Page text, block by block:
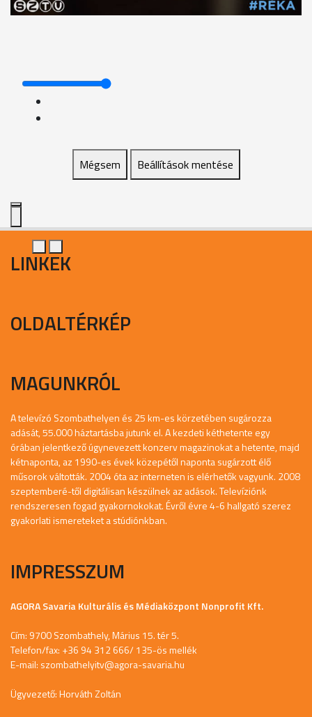
Mégsem Beállítások mentése
LINKEK
OLDALTÉRKÉP
MAGUNKRÓL
A televízó Szombathelyen és 25 km-es körzetében sugározza
adását, 55.000 háztartásba jutunk el. A kezdeti kéthetente egy
órában jelentkező úgynevezett konzerv magazinokat a hetente, majd
kétnaponta, az 1990-es évek közepétől naponta sugárzott élő
műsorok váltották. 2004 óta az interneten is elérhetők vagyunk. 2008
szeptemberé-től digitálisan készülnek az adások. Televíziónk
rendszeresen fogad gyakornokokat. Évről évre 4-6 hallgató szerez
gyakorlati ismereteket a stúdiónkban.
IMPRESSZUM
AGORA Savaria Kulturális és Médiaközpont Nonprofit Kft.
Cím: 9700 Szombathely, Márius 15. tér 5.
Telefon/fax: +36 94 312 666/ 135-ös mellék
E-mail: szombathelyitv@agora-savaria.hu
Ügyvezető: Horváth Zoltán